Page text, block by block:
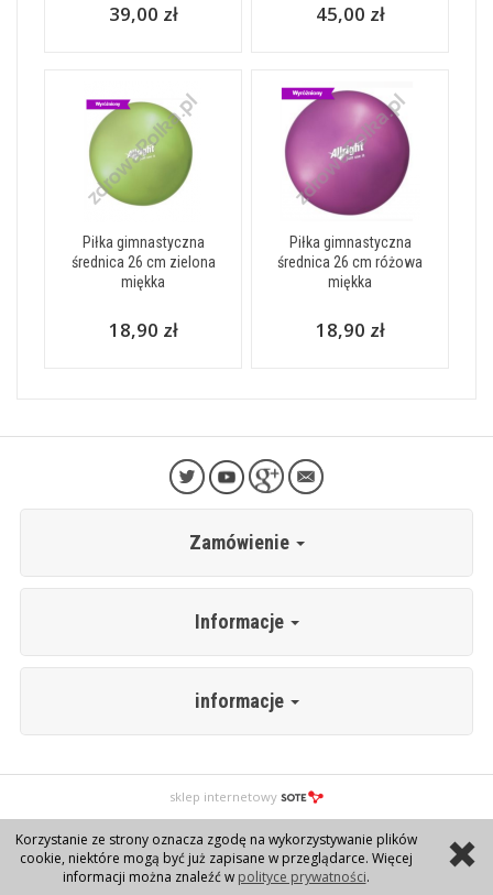
39,00 zł 45,00 zł
Piłka gimnastyczna
średnica 26 cm zielona
miękka
18,90 zł
Piłka gimnastyczna
średnica 26 cm różowa
miękka
18,90 zł
Zamówienie
Informacje
informacje
sklep internetowy
Korzystanie ze strony oznacza zgodę na wykorzystywanie plików
cookie, niektóre mogą być już zapisane w przeglądarce. Więcej
informacji można znaleźć w polityce prywatności.